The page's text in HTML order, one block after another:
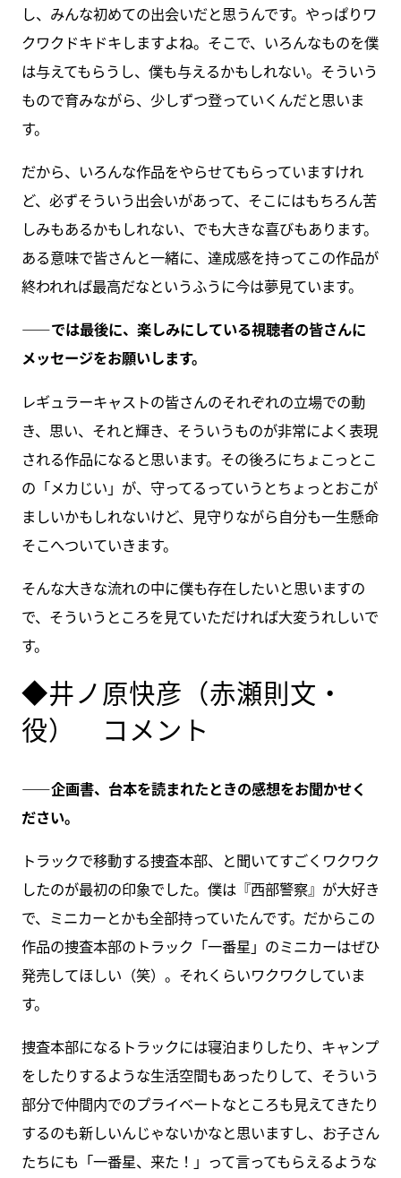
し、みんな初めての出会いだと思うんです。やっぱりワ
クワクドキドキしますよね。そこで、いろんなものを僕
は与えてもらうし、僕も与えるかもしれない。そういう
もので育みながら、少しずつ登っていくんだと思いま
す。
だから、いろんな作品をやらせてもらっていますけれ
ど、必ずそういう出会いがあって、そこにはもちろん苦
しみもあるかもしれない、でも大きな喜びもあります。
ある意味で皆さんと一緒に、達成感を持ってこの作品が
終われれば最高だなというふうに今は夢見ています。
――では最後に、楽しみにしている視聴者の皆さんに
メッセージをお願いします。
レギュラーキャストの皆さんのそれぞれの立場での動
き、思い、それと輝き、そういうものが非常によく表現
される作品になると思います。その後ろにちょこっとこ
の「メカじい」が、守ってるっていうとちょっとおこが
ましいかもしれないけど、見守りながら自分も一生懸命
そこへついていきます。
そんな大きな流れの中に僕も存在したいと思いますの
で、そういうところを見ていただければ大変うれしいで
す。
◆井ノ原快彦（赤瀬則文・
役） コメント
――企画書、台本を読まれたときの感想をお聞かせく
ださい。
トラックで移動する捜査本部、と聞いてすごくワクワク
したのが最初の印象でした。僕は『西部警察』が大好き
で、ミニカーとかも全部持っていたんです。だからこの
作品の捜査本部のトラック「一番星」のミニカーはぜひ
発売してほしい（笑）。それくらいワクワクしていま
す。
捜査本部になるトラックには寝泊まりしたり、キャンプ
をしたりするような生活空間もあったりして、そういう
部分で仲間内でのプライベートなところも見えてきたり
するのも新しいんじゃないかなと思いますし、お子さん
たちにも「一番星、来た！」って言ってもらえるような